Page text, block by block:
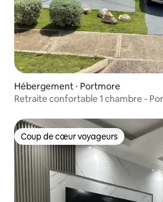
Hébergement ⋅ Portmore
Retraite confortable 1 chambre -
Coup de cœur voyageurs
Coup de cœur voyageurs